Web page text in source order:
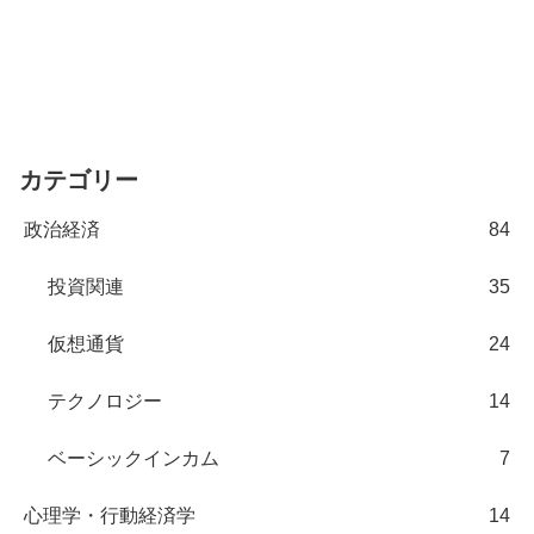
カテゴリー
政治経済 84
投資関連 35
仮想通貨 24
テクノロジー 14
ベーシックインカム 7
心理学・行動経済学 14